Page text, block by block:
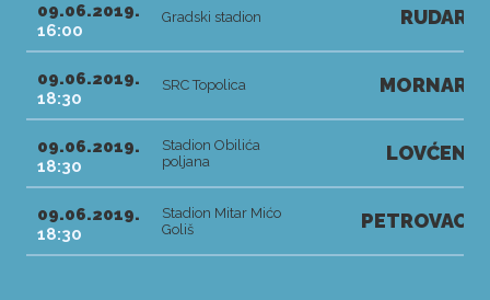
09.06.2019.
16:00
Gradski stadion RUDAR
09.06.2019.
18:30
SRC Topolica MORNAR
09.06.2019.
18:30
Stadion Obilića
poljana
LOVĆEN
09.06.2019.
18:30
Stadion Mitar Mićo
Goliš
PETROVAC